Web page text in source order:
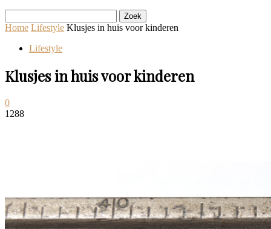
Home Lifestyle Klusjes in huis voor kinderen
Lifestyle
Klusjes in huis voor kinderen
0
1288